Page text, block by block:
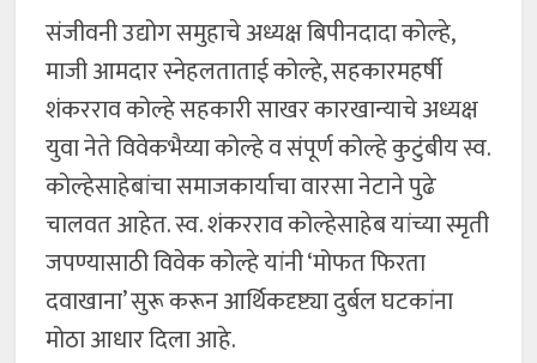
संजीवनी उद्योग समुहाचे अध्यक्ष बिपीनदादा कोल्हे,
माजी आमदार स्नेहलताताई कोल्हे, सहकारमहर्षी
शंकरराव कोल्हे सहकारी साखर कारखान्याचे अध्यक्ष
युवा नेते विवेकभैय्या कोल्हे व संपूर्ण कोल्हे कुटुंबीय स्व.
कोल्हेसाहेबांचा समाजकार्याचा वारसा नेटाने पुढे
चालवत आहेत. स्व. शंकरराव कोल्हेसाहेब यांच्या स्मृती
जपण्यासाठी विवेक कोल्हे यांनी ‘मोफत फिरता
दवाखाना’ सुरू करून आर्थिकदृष्ट्या दुर्बल घटकांना
मोठा आधार दिला आहे.